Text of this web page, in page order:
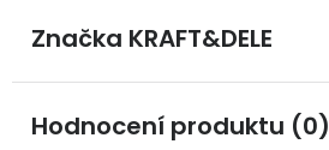
Značka KRAFT&DELE
Hodnocení produktu (0)